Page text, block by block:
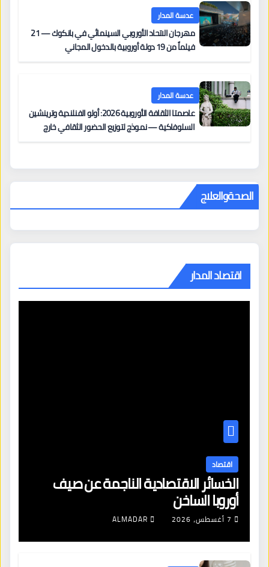
عدسة المدار
مهرجان الاتحاد الأوروبي السينمائي في بانكوك — 21
فيلماً من 19 دولة أوروبية بالدخول المجاني
عدسة المدار
عاصمتا الثقافة الأوروبية 2026: أولو الفنلندية وترينشين
السلوفاكية — نموذج لتوزيع الحضور الثقافي خارج
الصحةوالعلاج
اقتصاد المدار
اقتصاد
الخسائر الاقتصادية الناجمة عن صيف
أوروبا الساخن
7 أغسطس، 2026 ALMADAR